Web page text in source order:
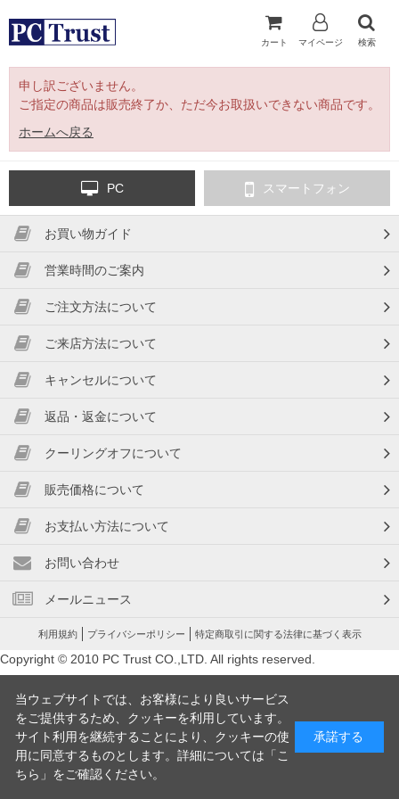
カート マイページ 検索
申し訳ございません。
ご指定の商品は販売終了か、ただ今お取扱いできない商品です。
ホームへ戻る
PC スマートフォン
お買い物ガイド
営業時間のご案内
ご注文方法について
ご来店方法について
キャンセルについて
返品・返金について
クーリングオフについて
販売価格について
お支払い方法について
お問い合わせ
メールニュース
利用規約 プライバシーポリシー 特定商取引に関する法律に基づく表示
Copyright © 2010 PC Trust CO.,LTD. All rights reserved.
当ウェブサイトでは、お客様により良いサービス
をご提供するため、クッキーを利用しています。
サイト利用を継続することにより、クッキーの使
用に同意するものとします。詳細については「 こ
ちら 」をご確認ください。
承諾する